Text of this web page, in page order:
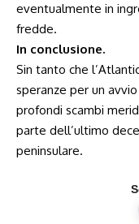
eventualmente in
fredde.
In conclusione.
Sin tanto che
speranze per un
profondi scambi
parte dell’ultimo
peninsulare.